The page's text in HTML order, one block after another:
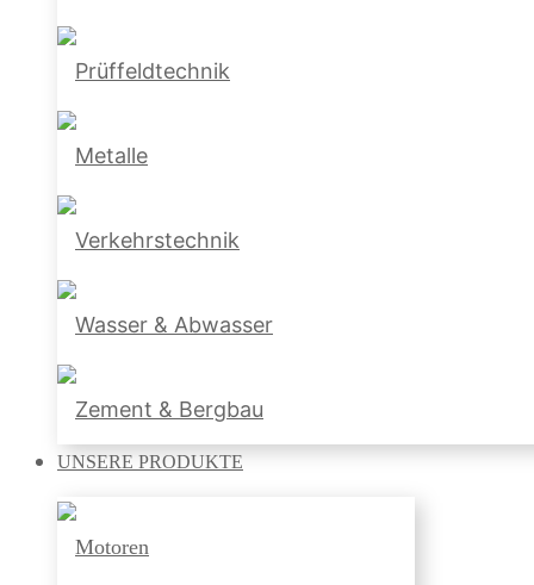
Prüffeldtechnik
Metalle
Verkehrstechnik
Wasser & Abwasser
Zement & Bergbau
UNSERE PRODUKTE
Motoren